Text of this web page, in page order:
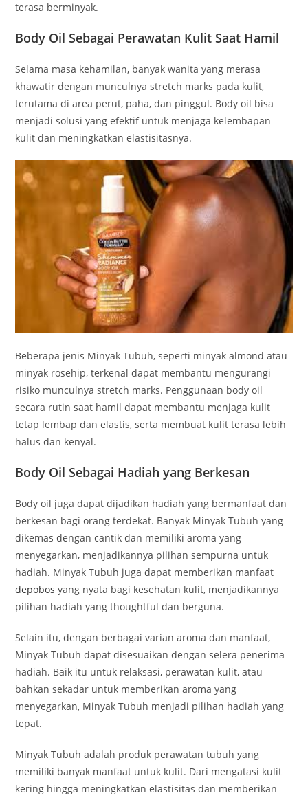
terasa berminyak.
Body Oil Sebagai Perawatan Kulit Saat Hamil
Selama masa kehamilan, banyak wanita yang merasa
khawatir dengan munculnya stretch marks pada kulit,
terutama di area perut, paha, dan pinggul. Body oil bisa
menjadi solusi yang efektif untuk menjaga kelembapan
kulit dan meningkatkan elastisitasnya.
Beberapa jenis Minyak Tubuh, seperti minyak almond atau
minyak rosehip, terkenal dapat membantu mengurangi
risiko munculnya stretch marks. Penggunaan body oil
secara rutin saat hamil dapat membantu menjaga kulit
tetap lembap dan elastis, serta membuat kulit terasa lebih
halus dan kenyal.
Body Oil Sebagai Hadiah yang Berkesan
Body oil juga dapat dijadikan hadiah yang bermanfaat dan
berkesan bagi orang terdekat. Banyak Minyak Tubuh yang
dikemas dengan cantik dan memiliki aroma yang
menyegarkan, menjadikannya pilihan sempurna untuk
hadiah. Minyak Tubuh juga dapat memberikan manfaat
depobos yang nyata bagi kesehatan kulit, menjadikannya
pilihan hadiah yang thoughtful dan berguna.
Selain itu, dengan berbagai varian aroma dan manfaat,
Minyak Tubuh dapat disesuaikan dengan selera penerima
hadiah. Baik itu untuk relaksasi, perawatan kulit, atau
bahkan sekadar untuk memberikan aroma yang
menyegarkan, Minyak Tubuh menjadi pilihan hadiah yang
tepat.
Minyak Tubuh adalah produk perawatan tubuh yang
memiliki banyak manfaat untuk kulit. Dari mengatasi kulit
kering hingga meningkatkan elastisitas dan memberikan